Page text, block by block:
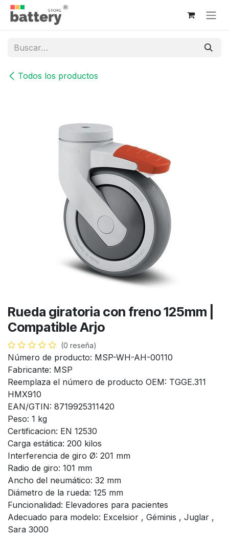
Ir al contenido
Todos los productos
Rueda giratoria con freno 125mm |
Compatible Arjo
(0 reseña)
Número de producto: MSP-WH-AH-00110
Fabricante: MSP
Reemplaza el número de producto OEM: TGGE.311
HMX910
EAN/GTIN: 8719925311420
Peso: 1 kg
Certificacion: EN 12530
Carga estática: 200 kilos
Interferencia de giro Ø: 201 mm
Radio de giro: 101 mm
Ancho del neumático: 32 mm
Diámetro de la rueda: 125 mm
Funcionalidad: Elevadores para pacientes
Adecuado para modelo: Excelsior , Géminis , Juglar ,
Sara 3000